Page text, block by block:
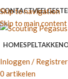
Skip to navigation
Skip to main content
CONTACT
HOMESPELTAKKEN
Inloggen /
0 artikelen